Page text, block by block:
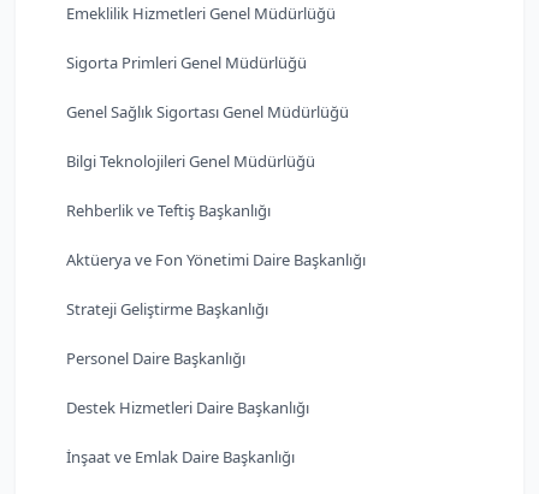
Emeklilik Hizmetleri Genel Müdürlüğü
Sigorta Primleri Genel Müdürlüğü
Genel Sağlık Sigortası Genel Müdürlüğü
Bilgi Teknolojileri Genel Müdürlüğü
Rehberlik ve Teftiş Başkanlığı
Aktüerya ve Fon Yönetimi Daire Başkanlığı
Strateji Geliştirme Başkanlığı
Personel Daire Başkanlığı
Destek Hizmetleri Daire Başkanlığı
İnşaat ve Emlak Daire Başkanlığı